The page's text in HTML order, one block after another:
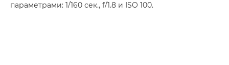
параметрами: 1/160 сек., f/1.8 и ISO 100.